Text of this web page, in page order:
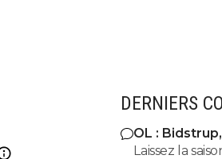
DERNIERS
OL :
personne
Laissez la